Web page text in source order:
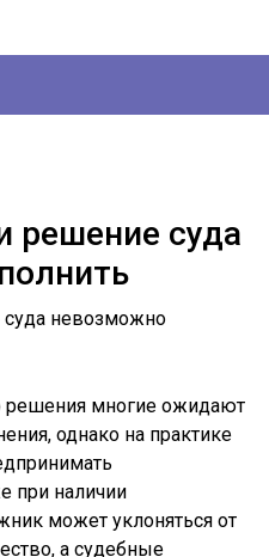
решение суда
решения многие ожидают
однако на практике
при наличии
может уклоняться от
а судебные